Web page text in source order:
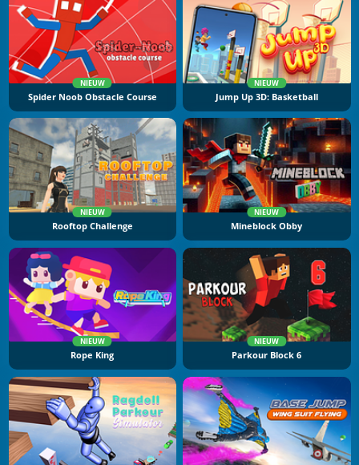
NIEUW
Spider Noob Obstacle Course
NIEUW
Jump Up 3D: Basketball
NIEUW
Rooftop Challenge
NIEUW
Mineblock Obby
NIEUW
Rope King
NIEUW
Parkour Block 6